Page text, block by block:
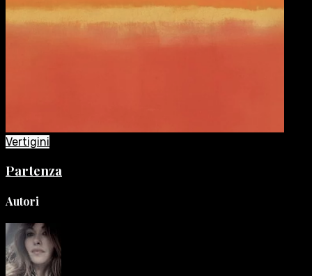
Vertigini
Partenza
Autori